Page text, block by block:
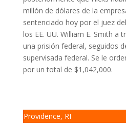
millón de dólares de la
sentenciado hoy por el juez
los EE. UU. William E. Smith a
una prisión federal, seguidos
supervisada federal. Se le
por un total de $1,042,000.
Providence, RI